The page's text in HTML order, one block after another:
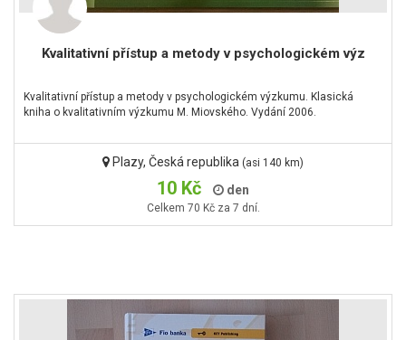
Kvalitativní přístup a metody v psychologickém výz
Kvalitativní přístup a metody v psychologickém výzkumu. Klasická
kniha o kvalitativním výzkumu M. Miovského. Vydání 2006.
Plazy, Česká republika (asi 140 km)
10 Kč den
Celkem 70 Kč za 7 dní.